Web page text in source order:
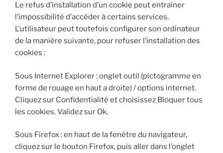
Le refus d’installation d’un cookie peut entraîner
l’impossibilité d’accéder à certains services.
L’utilisateur peut toutefois configurer son ordinateur
de la manière suivante, pour refuser l’installation des
cookies :
Sous Internet Explorer : onglet outil (pictogramme en
forme de rouage en haut a droite) / options internet.
Cliquez sur Confidentialité et choisissez Bloquer tous
les cookies. Validez sur Ok.
Sous Firefox : en haut de la fenêtre du navigateur,
cliquez sur le bouton Firefox, puis aller dans l’onglet